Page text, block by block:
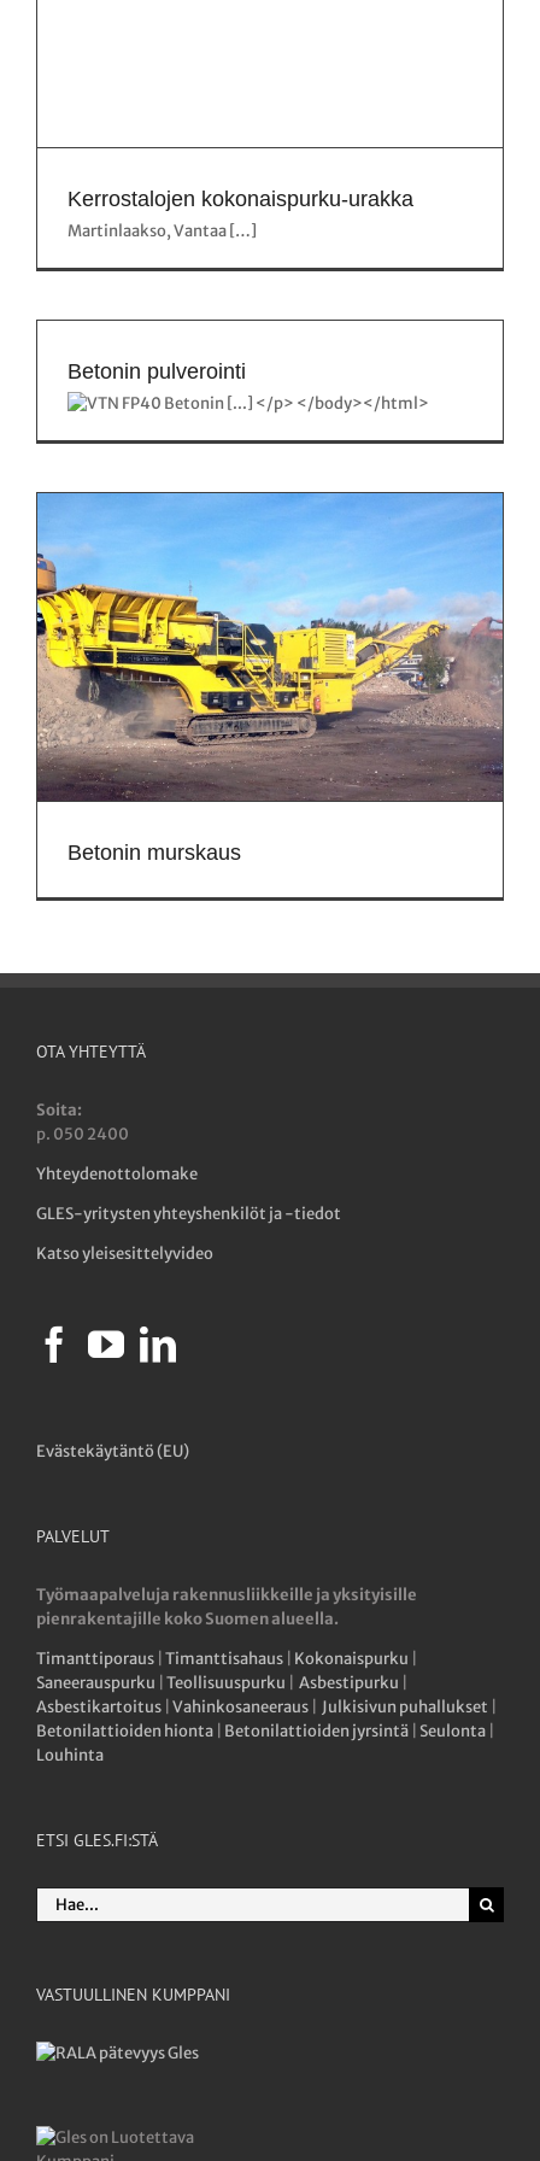
Kerrostalojen kokonaispurku-urakka
Martinlaakso, Vantaa […]
Betonin pulverointi
Betonin murskaus
OTA YHTEYTTÄ
Soita:
p. 050 2400
Yhteydenottolomake
GLES-yritysten yhteyshenkilöt ja -tiedot
Katso yleisesittelyvideo
Evästekäytäntö (EU)
PALVELUT
Työmaapalveluja rakennusliikkeille ja yksityisille
pienrakentajille koko Suomen alueella.
Timanttiporaus Timanttisahaus Kokonaispurku
Saneerauspurku Teollisuuspurku Asbestipurku
Asbestikartoitus Vahinkosaneeraus Julkisivun puhallukset
Betonilattioiden hionta Betonilattioiden jyrsintä Seulonta
Louhinta
ETSI GLES.FI:STÄ
Etsi
...
VASTUULLINEN KUMPPANI